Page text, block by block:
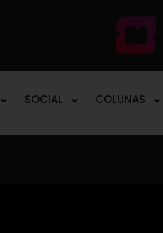
SOCIAL COLUNAS